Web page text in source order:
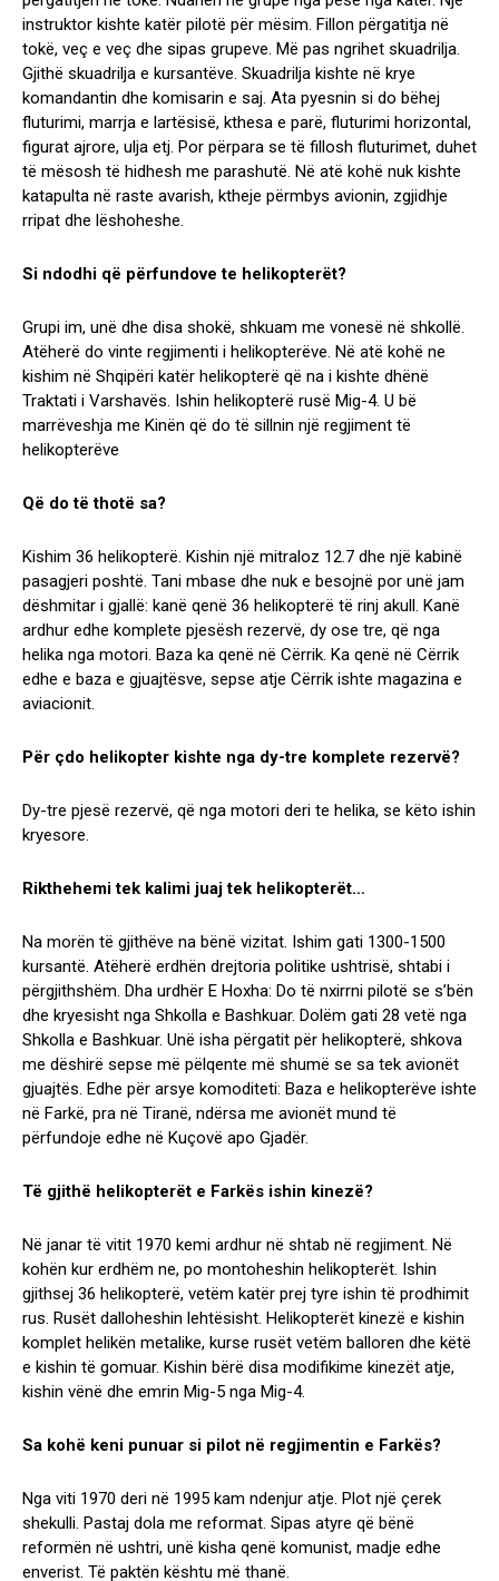
instruktor kishte katër pilotë për mësim. Fillon përgatitja në
tokë, veç e veç dhe sipas grupeve. Më pas ngrihet skuadrilja.
Gjithë skuadrilja e kursantëve. Skuadrilja kishte në krye
komandantin dhe komisarin e saj. Ata pyesnin si do bëhej
fluturimi, marrja e lartësisë, kthesa e parë, fluturimi horizontal,
figurat ajrore, ulja etj. Por përpara se të fillosh fluturimet, duhet
të mësosh të hidhesh me parashutë. Në atë kohë nuk kishte
katapulta në raste avarish, ktheje përmbys avionin, zgjidhje
rripat dhe lëshoheshe.
Si ndodhi që përfundove te helikopterët?
Grupi im, unë dhe disa shokë, shkuam me vonesë në shkollë.
Atëherë do vinte regjimenti i helikopterëve. Në atë kohë ne
kishim në Shqipëri katër helikopterë që na i kishte dhënë
Traktati i Varshavës. Ishin helikopterë rusë Mig-4. U bë
marrëveshja me Kinën që do të sillnin një regjiment të
helikopterëve
Që do të thotë sa?
Kishim 36 helikopterë. Kishin një mitraloz 12.7 dhe një kabinë
pasagjeri poshtë. Tani mbase dhe nuk e besojnë por unë jam
dëshmitar i gjallë: kanë qenë 36 helikopterë të rinj akull. Kanë
ardhur edhe komplete pjesësh rezervë, dy ose tre, që nga
helika nga motori. Baza ka qenë në Cërrik. Ka qenë në Cërrik
edhe e baza e gjuajtësve, sepse atje Cërrik ishte magazina e
aviacionit.
Për çdo helikopter kishte nga dy-tre komplete rezervë?
Dy-tre pjesë rezervë, që nga motori deri te helika, se këto ishin
kryesore.
Rikthehemi tek kalimi juaj tek helikopterët…
Na morën të gjithëve na bënë vizitat. Ishim gati 1300-1500
kursantë. Atëherë erdhën drejtoria politike ushtrisë, shtabi i
përgjithshëm. Dha urdhër E Hoxha: Do të nxirrni pilotë se s’bën
dhe kryesisht nga Shkolla e Bashkuar. Dolëm gati 28 vetë nga
Shkolla e Bashkuar. Unë isha përgatit për helikopterë, shkova
me dëshirë sepse më pëlqente më shumë se sa tek avionët
gjuajtës. Edhe për arsye komoditeti: Baza e helikopterëve ishte
në Farkë, pra në Tiranë, ndërsa me avionët mund të
përfundoje edhe në Kuçovë apo Gjadër.
Të gjithë helikopterët e Farkës ishin kinezë?
Në janar të vitit 1970 kemi ardhur në shtab në regjiment. Në
kohën kur erdhëm ne, po montoheshin helikopterët. Ishin
gjithsej 36 helikopterë, vetëm katër prej tyre ishin të prodhimit
rus. Rusët dalloheshin lehtësisht. Helikopterët kinezë e kishin
komplet helikën metalike, kurse rusët vetëm balloren dhe këtë
e kishin të gomuar. Kishin bërë disa modifikime kinezët atje,
kishin vënë dhe emrin Mig-5 nga Mig-4.
Sa kohë keni punuar si pilot në regjimentin e Farkës?
Nga viti 1970 deri në 1995 kam ndenjur atje. Plot një çerek
shekulli. Pastaj dola me reformat. Sipas atyre që bënë
reformën në ushtri, unë kisha qenë komunist, madje edhe
enverist. Të paktën kështu më thanë.